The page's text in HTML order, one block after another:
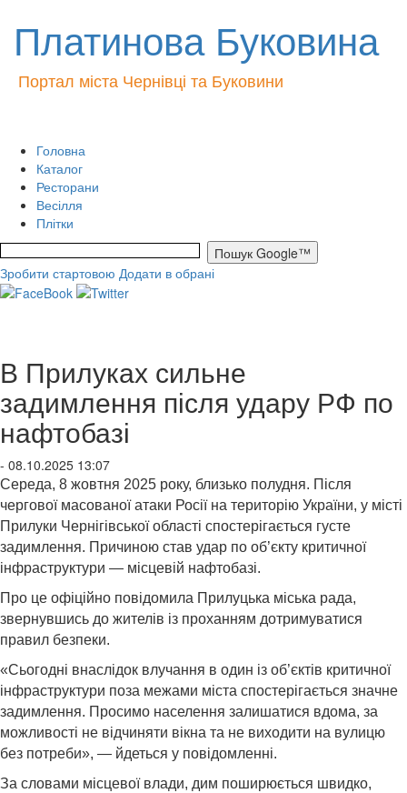
Платинова Буковина
Портал міста Чернівці та Буковини
Головна
Каталог
Ресторани
Весілля
Плітки
Зробити стартовою Додати в обрані
В Прилуках сильне
задимлення після удару РФ по
нафтобазі
- 08.10.2025 13:07
Середа, 8 жовтня 2025 року, близько полудня. Після
чергової масованої атаки Росії на територію України, у місті
Прилуки Чернігівської області спостерігається густе
задимлення. Причиною став удар по об’єкту критичної
інфраструктури — місцевій нафтобазі.
Про це офіційно повідомила Прилуцька міська рада,
звернувшись до жителів із проханням дотримуватися
правил безпеки.
«Сьогодні внаслідок влучання в один із об’єктів критичної
інфраструктури поза межами міста спостерігається значне
задимлення. Просимо населення залишатися вдома, за
можливості не відчиняти вікна та не виходити на вулицю
без потреби», — йдеться у повідомленні.
За словами місцевої влади, дим поширюється швидко,